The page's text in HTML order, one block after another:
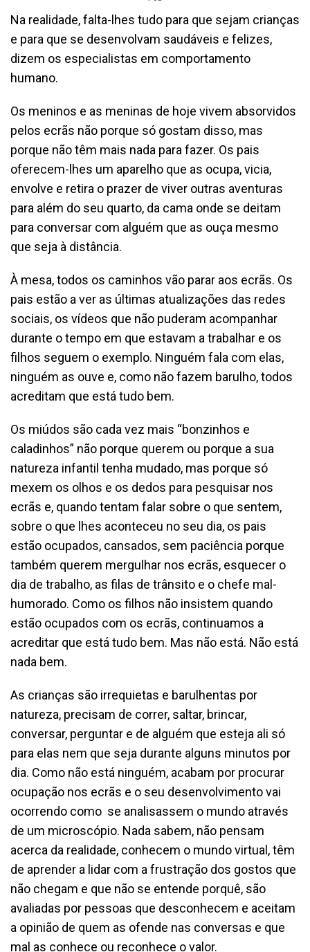
Na realidade, falta-lhes tudo para que sejam crianças
e para que se desenvolvam saudáveis e felizes,
dizem os especialistas em comportamento
humano.
Os meninos e as meninas de hoje vivem absorvidos
pelos ecrãs não porque só gostam disso, mas
porque não têm mais nada para fazer. Os pais
oferecem-lhes um aparelho que as ocupa, vicia,
envolve e retira o prazer de viver outras aventuras
para além do seu quarto, da cama onde se deitam
para conversar com alguém que as ouça mesmo
que seja à distância.
À mesa, todos os caminhos vão parar aos ecrãs. Os
pais estão a ver as últimas atualizações das redes
sociais, os vídeos que não puderam acompanhar
durante o tempo em que estavam a trabalhar e os
filhos seguem o exemplo. Ninguém fala com elas,
ninguém as ouve e, como não fazem barulho, todos
acreditam que está tudo bem.
Os miúdos são cada vez mais “bonzinhos e
caladinhos” não porque querem ou porque a sua
natureza infantil tenha mudado, mas porque só
mexem os olhos e os dedos para pesquisar nos
ecrãs e, quando tentam falar sobre o que sentem,
sobre o que lhes aconteceu no seu dia, os pais
estão ocupados, cansados, sem paciência porque
também querem mergulhar nos ecrãs, esquecer o
dia de trabalho, as filas de trânsito e o chefe mal-
humorado. Como os filhos não insistem quando
estão ocupados com os ecrãs, continuamos a
acreditar que está tudo bem. Mas não está. Não está
nada bem.
As crianças são irrequietas e barulhentas por
natureza, precisam de correr, saltar, brincar,
conversar, perguntar e de alguém que esteja ali só
para elas nem que seja durante alguns minutos por
dia. Como não está ninguém, acabam por procurar
ocupação nos ecrãs e o seu desenvolvimento vai
ocorrendo como se analisassem o mundo através
de um microscópio. Nada sabem, não pensam
acerca da realidade, conhecem o mundo virtual, têm
de aprender a lidar com a frustração dos gostos que
não chegam e que não se entende porquê, são
avaliadas por pessoas que desconhecem e aceitam
a opinião de quem as ofende nas conversas e que
mal as conhece ou reconhece o valor.